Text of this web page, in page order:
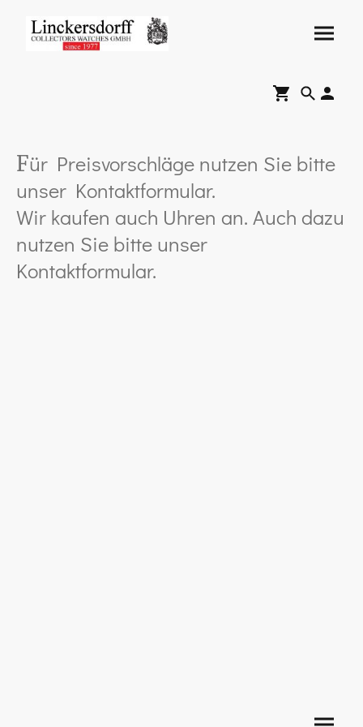
Für Preisvorschläge nutzen Sie bitte
unser Kontaktformular.
Wir kaufen auch Uhren an. Auch dazu
nutzen Sie bitte unser
Kontaktformular.